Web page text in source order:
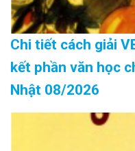
Chi tiết cách giải
kết phần văn học
Nhật 08/2026